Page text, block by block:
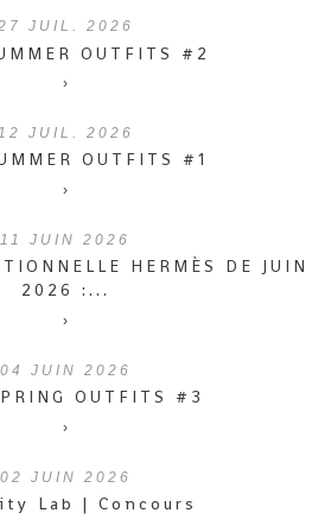
JUIL. 2026
OUTFITS #2
›
JUIL. 2026
OUTFITS #1
›
11 JUIN 2026
HERMÈS DE JUIN
2026 :...
›
04 JUIN 2026
OUTFITS #3
›
02 JUIN 2026
Lab | Concours